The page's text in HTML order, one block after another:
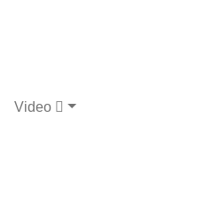
Video